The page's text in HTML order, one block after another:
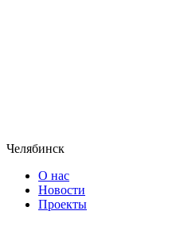
Челябинск
О нас
Новости
Проекты